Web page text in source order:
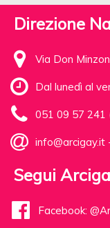
Direzione
Via Don
Dal lunedì al
051 09 57 241
info@arcigay.it
Segui
Facebook: